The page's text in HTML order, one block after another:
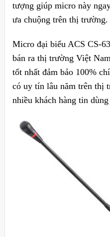
tượng giúp micro này
ưa chuộng trên thị trường.
Micro đại biểu ACS CS-
bán ra thị trường Việt
tốt nhất đảm bảo 100%
có uy tín lâu năm trên thị
nhiều khách hàng tin